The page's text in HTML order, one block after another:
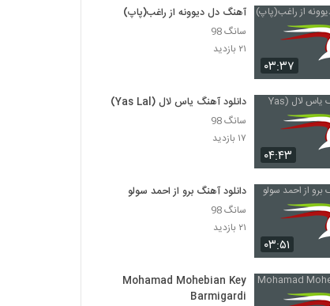
آهنگ جان من باش از کامبیز جمشیدی(پاپ)
۲۷۹ بازدید
موزیک زیبای عشقیدن دانیش از ناصر شاهماری
Mirshekar Alaki)
۳۹۴ بازدید
موزیک زیبای منو میخوای از حسین استیری
۲۵۹ بازدید
۲۲۰ بازدید
۰۳:۳۷
آهنگ دل دیوونه از راغب(پاپ)
سانگ 98
۲۱ بازدید
۰۴:۴۳
دانلود آهنگ یاس لال (Yas Lal)
سانگ 98
۱۷ بازدید
۰۳:۵۱
دانلود آهنگ برو از احمد سولو
سانگ 98
۲۱ بازدید
Mohamad Mohebian Key
Barmigardi